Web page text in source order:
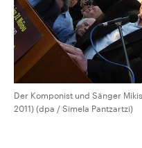
Der Komponist und Sänger
2011) (dpa / Simela Pantzartzi)